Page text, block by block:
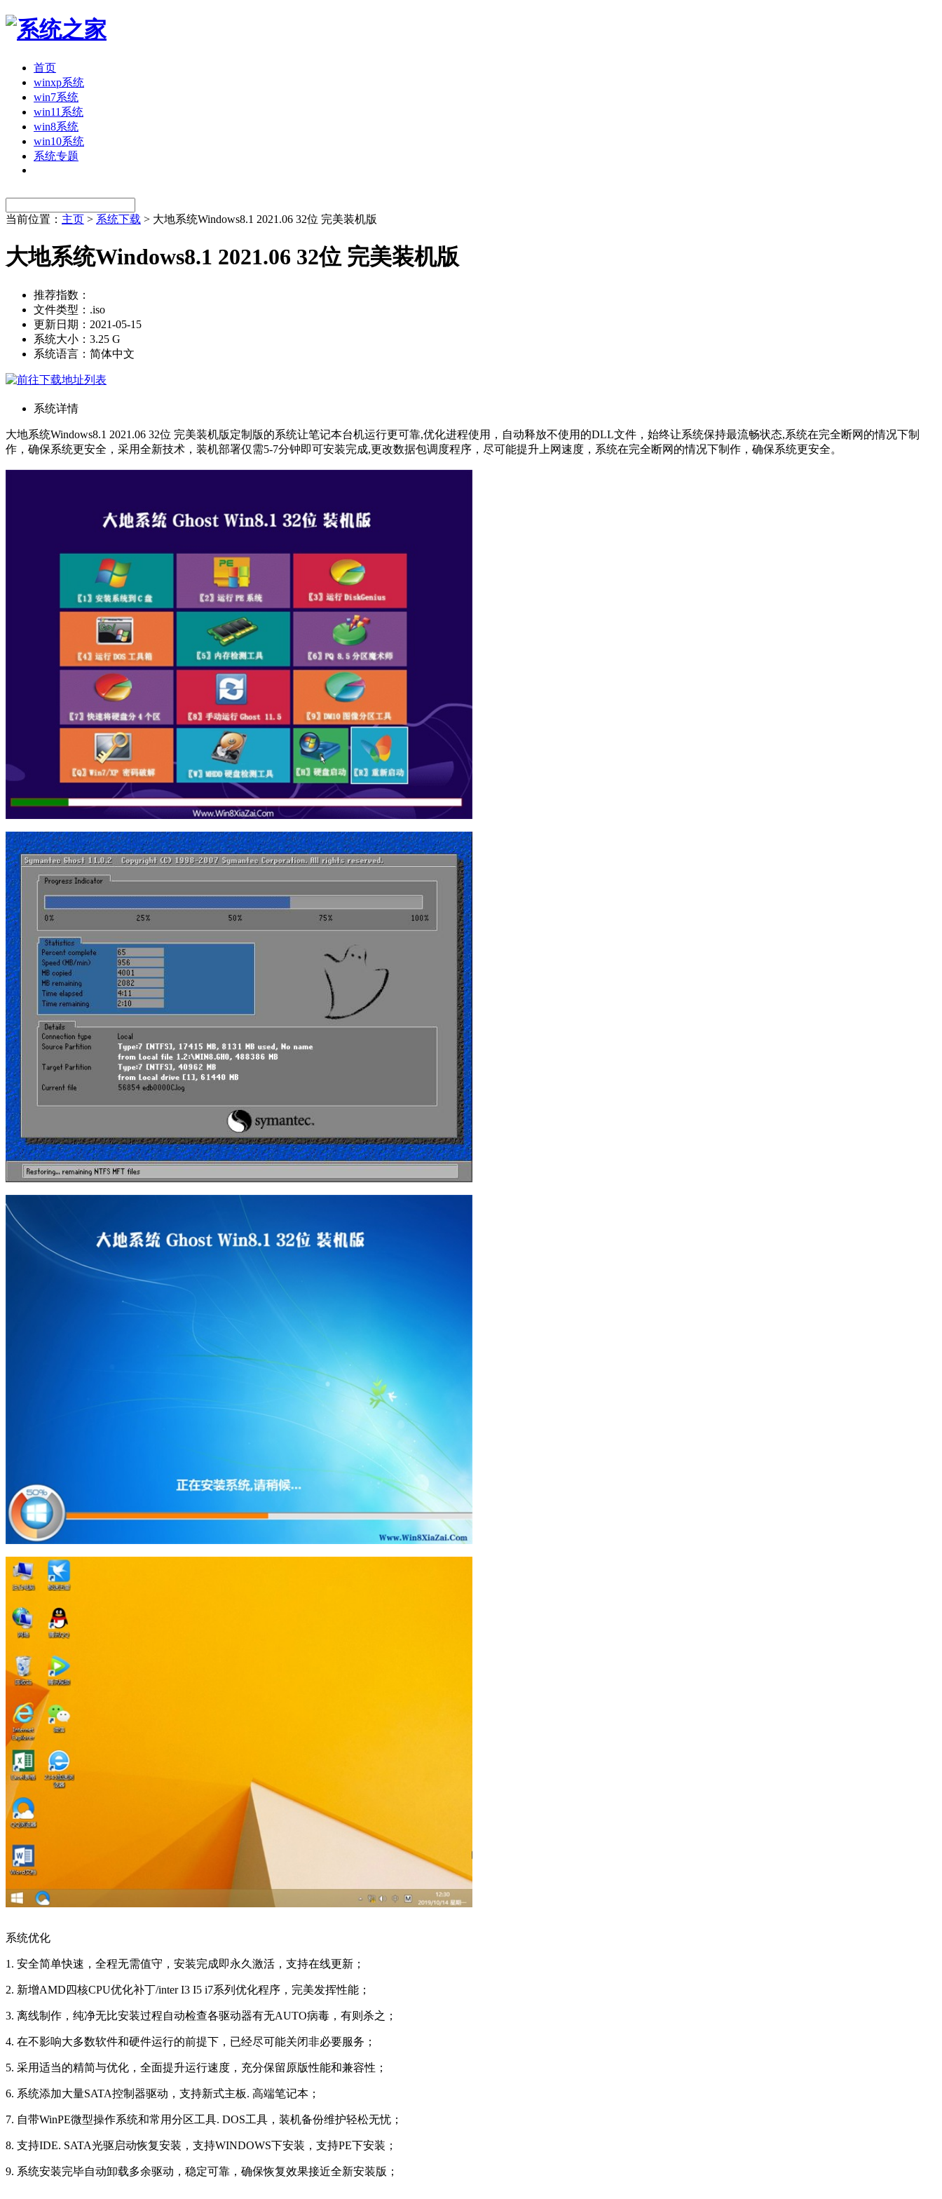
首页
winxp系统
win7系统
win11系统
win8系统
win10系统
系统专题
当前位置： 主页 > 系统下载 > 大地系统Windows8.1 2021.06 32位 完美装机版
大地系统Windows8.1 2021.06 32位 完美装机版
推荐指数：
文件类型：.iso
更新日期：2021-05-15
系统大小：3.25 G
系统语言：简体中文
系统详情
大地系统Windows8.1 2021.06 32位 完美装机版定制版的系统让笔记本台机运行更可靠,优化进程使用，自动释放不使用的DLL文件，始终让系统保持最流畅状态,系统在完全断网的情况下制
作，确保系统更安全，采用全新技术，装机部署仅需5-7分钟即可安装完成,更改数据包调度程序，尽可能提升上网速度，系统在完全断网的情况下制作，确保系统更安全。
系统优化
1. 安全简单快速，全程无需值守，安装完成即永久激活，支持在线更新；
2. 新增AMD四核CPU优化补丁/inter I3 I5 i7系列优化程序，完美发挥性能；
3. 离线制作，纯净无比安装过程自动检查各驱动器有无AUTO病毒，有则杀之；
4. 在不影响大多数软件和硬件运行的前提下，已经尽可能关闭非必要服务；
5. 采用适当的精简与优化，全面提升运行速度，充分保留原版性能和兼容性；
6. 系统添加大量SATA控制器驱动，支持新式主板. 高端笔记本；
7. 自带WinPE微型操作系统和常用分区工具. DOS工具，装机备份维护轻松无忧；
8. 支持IDE. SATA光驱启动恢复安装，支持WINDOWS下安装，支持PE下安装；
9. 系统安装完毕自动卸载多余驱动，稳定可靠，确保恢复效果接近全新安装版；